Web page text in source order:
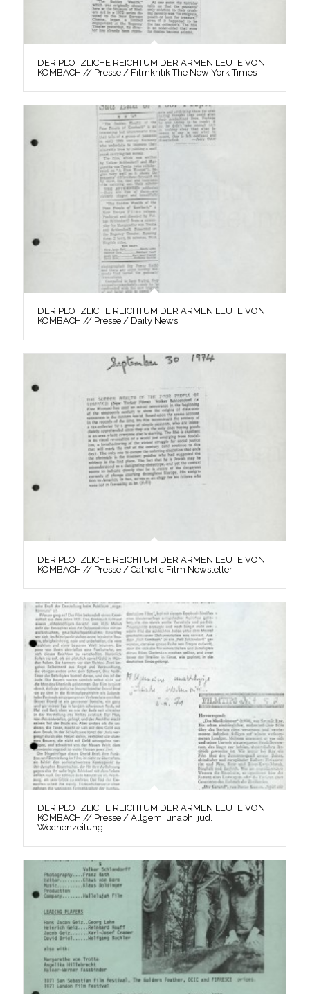
DER PLÖTZLICHE REICHTUM DER ARMEN LEUTE VON
KOMBACH // Presse / Filmkritik The New York Times
DER PLÖTZLICHE REICHTUM DER ARMEN LEUTE VON
KOMBACH // Presse / Daily News
DER PLÖTZLICHE REICHTUM DER ARMEN LEUTE VON
KOMBACH // Presse / Catholic Film Newsletter
DER PLÖTZLICHE REICHTUM DER ARMEN LEUTE VON
KOMBACH // Presse / Allgem. unabh. jüd.
Wochenzeitung